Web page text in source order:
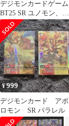
デジモンカードゲーム
BT25 SR ユノモン、モ
ニカシモンズ等まとめ
売り
¥999
デジモンカード アポ
ロモン SR パラレル